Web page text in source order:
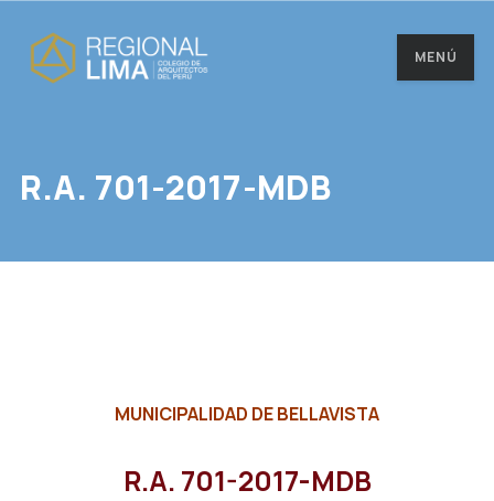
MENÚ
R.A. 701-2017-MDB
MUNICIPALIDAD DE BELLAVISTA
R.A. 701-2017-MDB